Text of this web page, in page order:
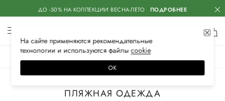
ДО -50% НА КОЛЛЕКЦИИ ВЕСНА-ЛЕТО ПОДРОБНЕЕ
ПЛЯЖНАЯ ОДЕЖДА
На сайте применяются рекомендательные
технологии и используются файлысооkiе
ОК